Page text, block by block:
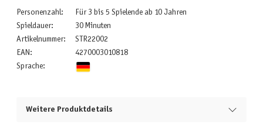
Personenzahl:
Für 3 bis 5 Spielende ab 10 Jahren
Spieldauer:
30 Minuten
Artikelnummer:
STR22002
EAN:
4270003010818
Sprache:
Weitere Produktdetails